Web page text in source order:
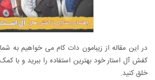
در این مقاله از زیبامون دات کام می خواهیم به
کفش آل استار خود بهترین استفاده را ببرید و با
خلق کنید.